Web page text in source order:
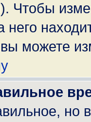
Чтобы
можете
но